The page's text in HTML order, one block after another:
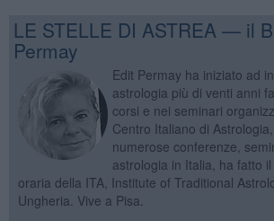
LE STELLE DI ASTREA — il
Permay
Edit Permay ha iniziato ad
astrologia più di venti anni
corsi e nei seminari
Centro Italiano di
numerose conferenze,
astrologia in Italia, ha fatto
oraria della ITA, Institute of Traditional
Ungheria. Vive a Pisa.